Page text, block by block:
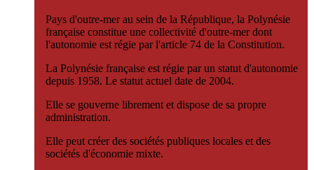
Pays d'outre-mer au sein de la République, la Polynésie
française constitue une collectivité d'outre-mer dont
l'autonomie est régie par l'article 74 de la Constitution.
La Polynésie française est régie par un statut d'autonomie
depuis 1958. Le statut actuel date de 2004.
Elle se gouverne librement et dispose de sa propre
administration.
Elle peut créer des sociétés publiques locales et des
sociétés d'économie mixte.